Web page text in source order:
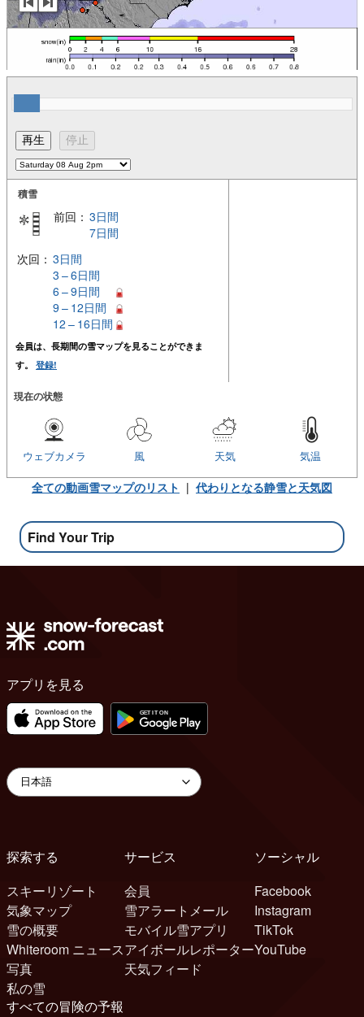
積雪
前回： 3日間
7日間
次回： 3日間
3 – 6日間
6 – 9日間
9 – 12日間
12 – 16日間
会員は、長期間の雪マップを見ることができま
す。 登録!
現在の状態
気温
天気
風
ウェブカメラ
全ての動画雪マップのリスト | 代わりとなる静雪と天気図
Find Your Trip
アプリを見る
探索する
スキーリゾート
気象マップ
雪の概要
Whiteroom ニュース
写真
私の雪
サービス
会員
雪アラートメール
モバイル雪アプリ
アイボールレポーター
天気フィード
ソーシャル
Facebook
Instagram
TikTok
YouTube
すべての冒険の予報